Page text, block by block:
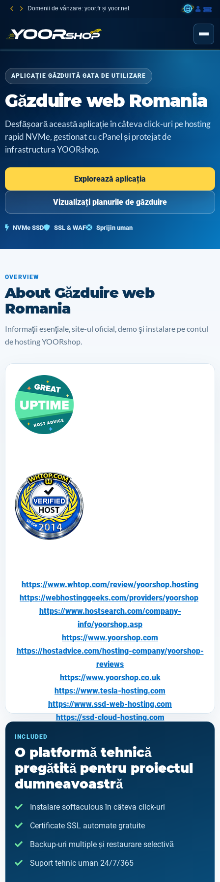
Domenii de vânzare: yoor.fr și yoor.net
APLICAȚIE GĂZDUITĂ GATA DE UTILIZARE
Găzduire web Romania
Desfășoară această aplicație în câteva click-uri pe hosting
rapid NVMe, gestionat cu cPanel și protejat de
infrastructura YOORshop.
Explorează aplicația
Vizualizați planurile de găzduire
NVMe SSD SSL & WAF Sprijin uman
OVERVIEW
About Găzduire web
Romania
Informaţii esenţiale, site-ul oficial, demo şi instalare pe contul
de hosting YOORshop.
https://www.whtop.com/review/yoorshop.hosting
https://webhostinggeeks.com/providers/yoorshop
https://www.hostsearch.com/company-
info/yoorshop.asp
https://www.yoorshop.com
https://hostadvice.com/hosting-company/yoorshop-
reviews
https://www.yoorshop.co.uk
https://www.tesla-hosting.com
https://www.ssd-web-hosting.com
https://ssd-cloud-hosting.com
https://www.bitsofcream.com
https://www.alien-host.com
https://www.as-hosting.com
https://www.boxcwebsites.com
https://www.neximweb.com
https://www.enginetron.com
INCLUDED
O platformă tehnică
pregătită pentru proiectul
dumneavoastră
Instalare softaculous în câteva click-uri
Certificate SSL automate gratuite
Backup-uri multiple și restaurare selectivă
Suport tehnic uman 24/7/365